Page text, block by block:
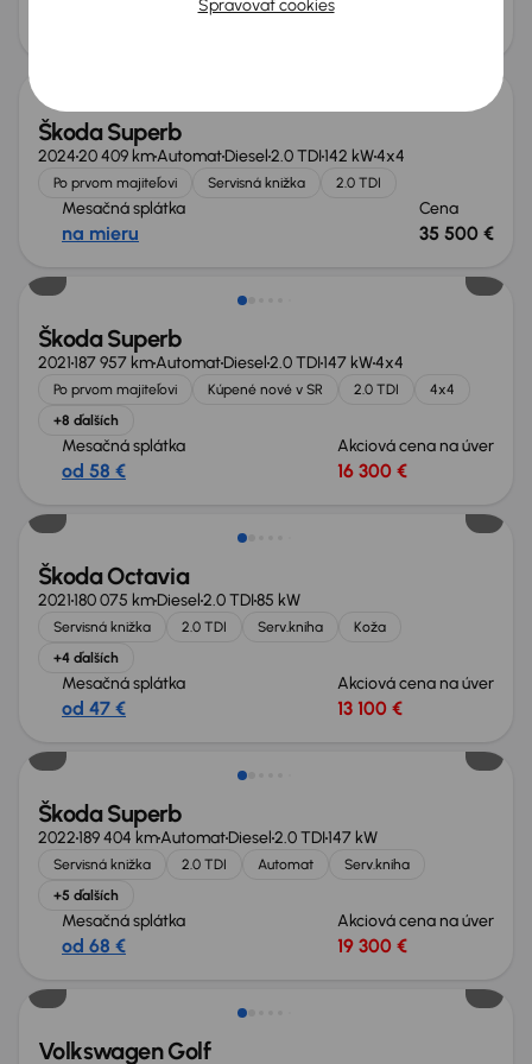
Škoda Superb
202420 409 kmAutomatDiesel2.0 TDI142 kW4x4
Po prvom majiteľovi Servisná knižka 2.0 TDI
Mesačná splátka
na mieru
Cena
35 500 €
Možnosť odpočtu DPH
Škoda Superb
2021187 957 kmAutomatDiesel2.0 TDI147 kW4x4
Po prvom majiteľovi Kúpené nové v SR 2.0 TDI
4x4
+8 ďalších
Mesačná splátka
od 58 €
Akciová cena na úver
16 300 €
Škoda Octavia
2021180 075 kmDiesel2.0 TDI85 kW
Servisná knižka 2.0 TDI Serv.kniha
Koža
+4 ďalších
Mesačná splátka
od 47 €
Akciová cena na úver
13 100 €
Škoda Superb
2022189 404 kmAutomatDiesel2.0 TDI147 kW
Servisná knižka 2.0 TDI Automat
Serv.kniha
+5 ďalších
Mesačná splátka
od 68 €
Akciová cena na úver
19 300 €
Volkswagen Golf
Spravovať cookies